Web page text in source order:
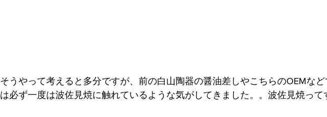
そうやって考えると多分ですが、前の白山陶器の醤油差しやこちらのOEMなど
は必ず一度は波佐見焼に触れているような気がしてきました。。波佐見焼って